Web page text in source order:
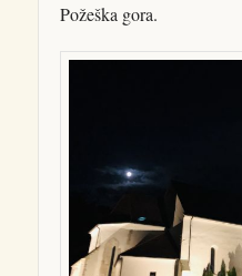
Požeška gora.